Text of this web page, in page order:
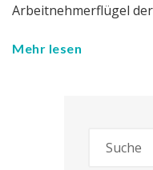
Arbeitnehmerflügel
Mehr lesen